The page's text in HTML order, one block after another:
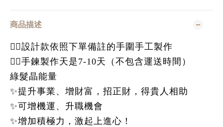
商品描述
👉🏻設計款依照下單備註的手圍手工製作
👉🏻手鍊製作天是7-10天（不包含運送時間）
綠髮晶能量
✨提升事業、增財富，招正財，得貴人相助
✨可增機運、升職機會
✨增加積極力，激起上進心！